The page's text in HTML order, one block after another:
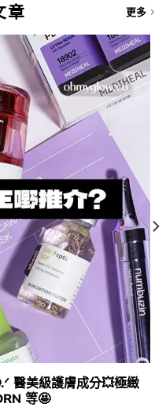
章 更多
醫美級護膚成分💥極緻
等🤩